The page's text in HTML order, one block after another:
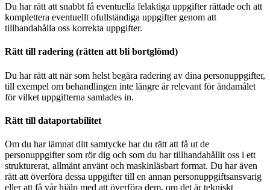
Du har rätt att snabbt få eventuella felaktiga uppgifter rättade och att
komplettera eventuellt ofullständiga uppgifter genom att
tillhandahålla oss korrekta uppgifter.
Rätt till radering (rätten att bli bortglömd)
Du har rätt att när som helst begära radering av dina personuppgifter,
till exempel om behandlingen inte längre är relevant för ändamålet
för vilket uppgifterna samlades in.
Rätt till dataportabilitet
Om du har lämnat ditt samtycke har du rätt att få ut de
personuppgifter som rör dig och som du har tillhandahållit oss i ett
strukturerat, allmänt använt och maskinläsbart format. Du har även
rätt att överföra dessa uppgifter till en annan personuppgiftsansvarig
eller att få vår hjälp med att överföra dem, om det är tekniskt